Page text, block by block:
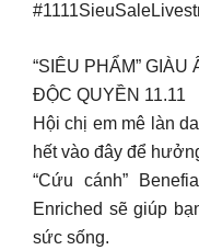
“SIÊU PHẨM”
ĐỘC QUYỀN 11.11
Hội chị em mê làn
hết vào đây để
“Cứu cánh”
Enriched sẽ giúp
sức sống.